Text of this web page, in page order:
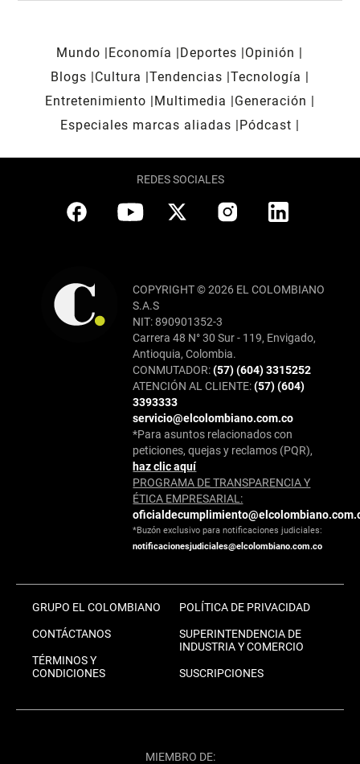
Mundo Economía Deportes
Opinión
Blogs
Cultura Tendencias Tecnología
Entretenimiento
Multimedia
Generación
Especiales marcas aliadas
Pódcast
REDES SOCIALES
COPYRIGHT © 2026 EL COLOMBIANO
S.A.S
NIT: 890901352-3
Carrera 48 N° 30 Sur - 119, Envigado,
Antioquia, Colombia.
CONMUTADOR:(57) (604) 3315252
ATENCIÓN AL CLIENTE:(57) (604)
3393333
servicio@elcolombiano.com.co
*Para asuntos relacionados con
peticiones, quejas y reclamos (PQR),
haz clic aquí
PROGRAMA DE TRANSPARENCIA Y
ÉTICA EMPRESARIAL:
*Buzón exclusivo para notificaciones judiciales:
notificacionesjudiciales@elcolombiano.com.co
GRUPO EL COLOMBIANO
CONTÁCTANOS
TÉRMINOS Y
CONDICIONES
POLÍTICA DE PRIVACIDAD
SUPERINTENDENCIA DE
INDUSTRIA Y COMERCIO
SUSCRIPCIONES
MIEMBRO DE: